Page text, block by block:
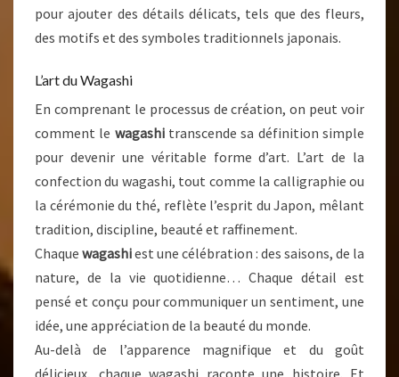
pour ajouter des détails délicats, tels que des fleurs,
des motifs et des symboles traditionnels japonais.
L’art du Wagashi
En comprenant le processus de création, on peut voir
comment le wagashitranscende sa définition simple
pour devenir une véritable forme d’art. L’art de la
confection du wagashi, tout comme la calligraphie ou
la cérémonie du thé, reflète l’esprit du Japon, mêlant
tradition, discipline, beauté et raffinement.
Chaque wagashiest une célébration : des saisons, de la
nature, de la vie quotidienne… Chaque détail est
pensé et conçu pour communiquer un sentiment, une
idée, une appréciation de la beauté du monde.
Au-delà de l’apparence magnifique et du goût